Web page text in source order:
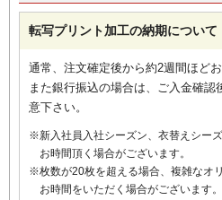
転写プリント加工の納期について
通常、注文確定後から約2週間ほど
また銀行振込の場合は、ご入金確認
意下さい。
新入社員入社シーズン、衣替えシー
お時間頂く場合がございます。
枚数が20枚を超える場合、複雑なオ
お時間をいただく場合がございます。